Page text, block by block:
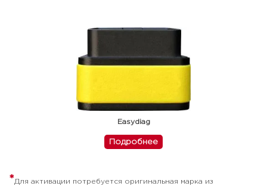
Easydiag
Подробнее
*Для активации потребуется оригинальная марка из